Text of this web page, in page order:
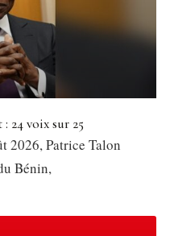
24 voix sur 25
2026, Patrice Talon
Bénin,